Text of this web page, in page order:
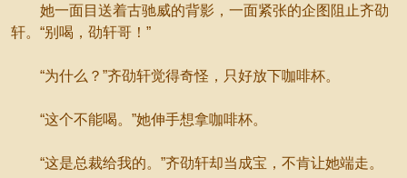
她一面目送着古驰威的背影，一面紧张的企图阻止齐劭
轩。“别喝，劭轩哥！”
“为什么？”齐劭轩觉得奇怪，只好放下咖啡杯。
“这个不能喝。”她伸手想拿咖啡杯。
“这是总裁给我的。”齐劭轩却当成宝，不肯让她端走。